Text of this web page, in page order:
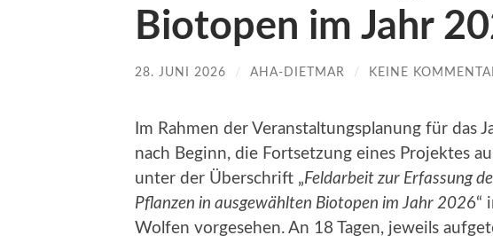
Biotopen im Jahr
28. JUNI 2026 / AHA-DIETMAR / KEINE
Im Rahmen der Veranstaltungsplanung für das
nach Beginn, die Fortsetzung eines Projektes
unter der Überschrift „Feldarbeit zur Erfassung
Pflanzen in ausgewählten Biotopen im Jahr 2026“
Wolfen vorgesehen. An 18 Tagen, jeweils